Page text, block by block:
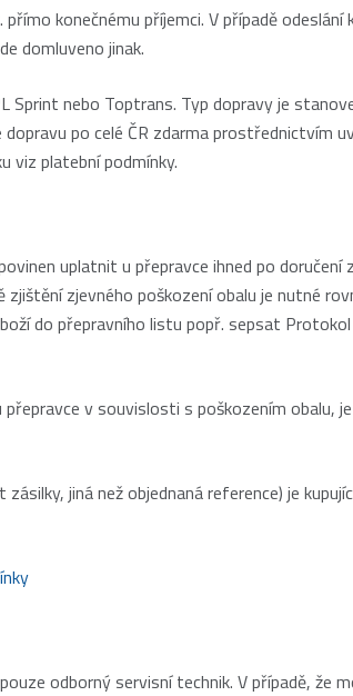
konečnému příjemci. V případě
domluveno jinak.
Sprint nebo Toptrans. Typ dopravy je
po celé ČR zdarma prostřednictvím
viz platební podmínky.
uplatnit u přepravce ihned po
zjevného poškození obalu je nutné
do přepravního listu popř. sepsat
v souvislosti s poškozením obalu,
jiná než objednaná reference) je
odborný servisní technik. V případě, že